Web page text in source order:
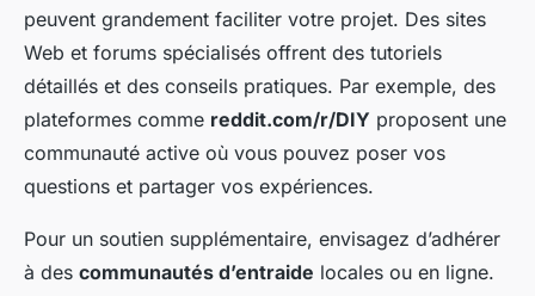
peuvent grandement faciliter votre projet. Des sites
Web et forums spécialisés offrent des tutoriels
détaillés et des conseils pratiques. Par exemple, des
plateformes comme reddit.com/r/DIY proposent une
communauté active où vous pouvez poser vos
questions et partager vos expériences.
Pour un soutien supplémentaire, envisagez d’adhérer
à des communautés d’entraide locales ou en ligne.